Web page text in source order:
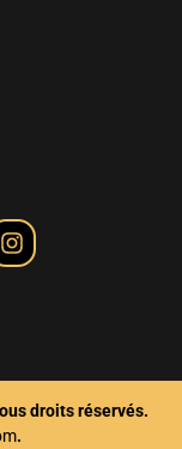
droits réservés.
.